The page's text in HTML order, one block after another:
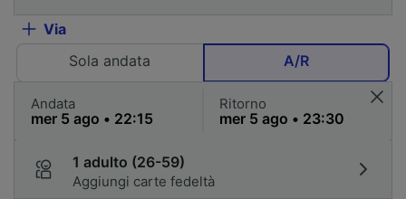
Via
Sola andata
A/R
Andata Ritorno
1 adulto (26-59)
Aggiungi carte fedeltà